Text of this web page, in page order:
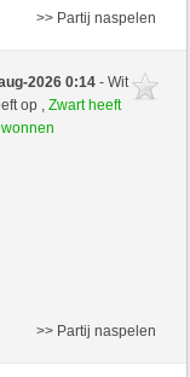
>> Partij naspelen
2026 0:14- Wit
op ,Zwart heeft
>> Partij naspelen